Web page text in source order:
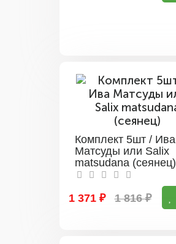
Комплект 5шт / Ива
Матсуды или Salix
matsudana (сеянец)
1 371 ₽ 1 816 ₽